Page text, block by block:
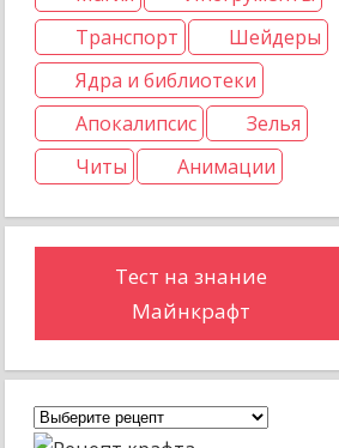
Транспорт
Шейдеры
Ядра и библиотеки
Апокалипсис
Зелья
Читы
Анимации
Тест на знание
Майнкрафт